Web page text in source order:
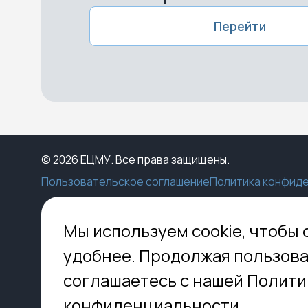
Перейти
© 2026 ЕЦМУ. Все права защищены.
Пользовательское соглашениеПолитика
Каталог Конструктор
Блог
Помощь
Контакты
Пункты выдачи
Оплата
Установка
Гид по кладбищам
8
Мы используем cookie, чтобы
удобнее. Продолжая
соглашаетесь с нашей